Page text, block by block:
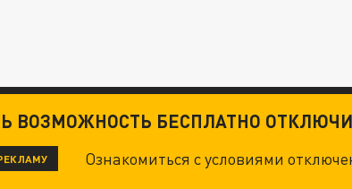
ВОЗМОЖНОСТЬ БЕСПЛАТНО
Ознакомиться с условиями